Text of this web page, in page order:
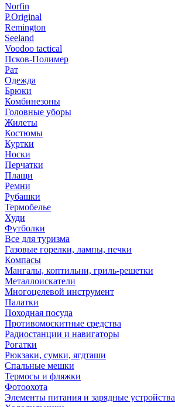
Norfin
P.Original
Remington
Seeland
Voodoo tactical
Псков-Полимер
Рат
Одежда
Брюки
Комбинезоны
Головные уборы
Жилеты
Костюмы
Куртки
Носки
Перчатки
Плащи
Ремни
Рубашки
Термобелье
Худи
Футболки
Все для туризма
Газовые горелки, лампы, печки
Компасы
Мангалы, коптильни, гриль-решетки
Металлоискатели
Многоцелевой инструмент
Палатки
Походная посуда
Противомоскитные средства
Радиостанции и навигаторы
Рогатки
Рюкзаки, сумки, ягдташи
Спальные мешки
Термосы и фляжки
Фотоохота
Элементы питания и зарядные устройства